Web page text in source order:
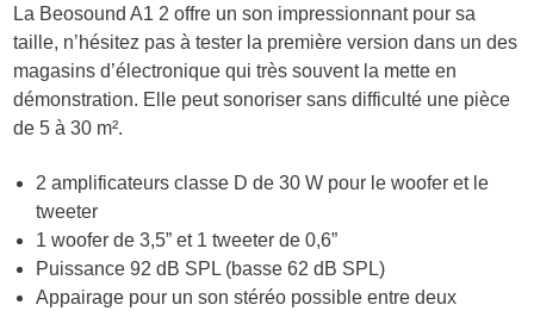
La Beosound A1 2 offre un son impressionnant pour sa
taille, n’hésitez pas à tester la première version dans un des
magasins d’électronique qui très souvent la mette en
démonstration. Elle peut sonoriser sans difficulté une pièce
de 5 à 30 m².
2 amplificateurs classe D de 30 W pour le woofer et le
tweeter
1 woofer de 3,5” et 1 tweeter de 0,6”
Puissance 92 dB SPL (basse 62 dB SPL)
Appairage pour un son stéréo possible entre deux